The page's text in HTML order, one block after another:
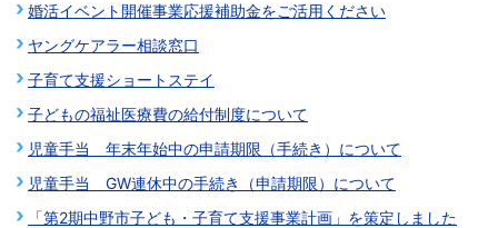
婚活イベント開催事業応援補助金をご活用ください
ヤングケアラー相談窓口
子育て支援ショートステイ
子どもの福祉医療費の給付制度について
児童手当 年末年始中の申請期限（手続き）について
児童手当 GW連休中の手続き（申請期限）について
「第2期中野市子ども・子育て支援事業計画」を策定しました